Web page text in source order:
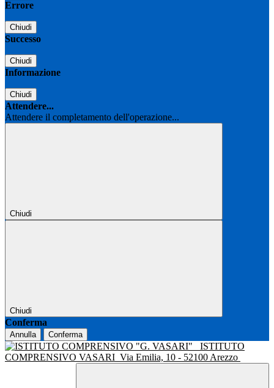
Errore
Chiudi
Successo
Chiudi
Informazione
Chiudi
Attendere...
Attendere il completamento dell'operazione...
Chiudi
Chiudi
Conferma
Annulla Conferma
ISTITUTO
COMPRENSIVO VASARI Via Emilia, 10 - 52100 Arezzo